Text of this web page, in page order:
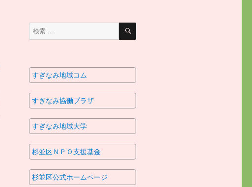
検
索
検
すぎなみ地域コム
すぎなみ協働プラザ
すぎなみ地域大学
杉並区ＮＰＯ支援基金
杉並区公式ホームページ